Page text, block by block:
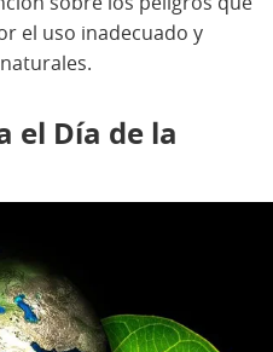
el uso inadecuado y
el Día de la